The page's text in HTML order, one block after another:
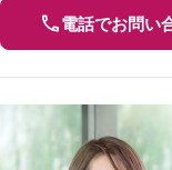
電話でお問い